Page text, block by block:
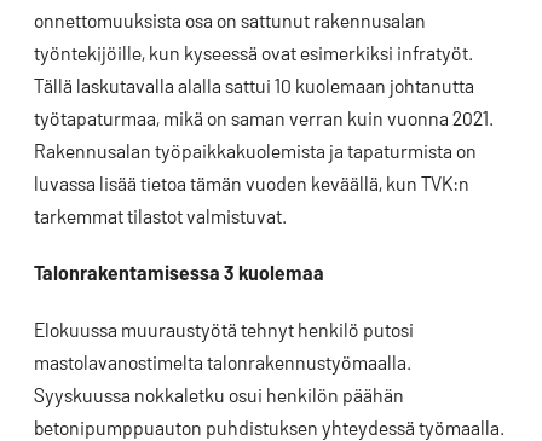
onnettomuuksista osa on sattunut rakennusalan
työntekijöille, kun kyseessä ovat esimerkiksi infratyöt.
Tällä laskutavalla alalla sattui 10 kuolemaan johtanutta
työtapaturmaa, mikä on saman verran kuin vuonna 2021.
Rakennusalan työpaikkakuolemista ja tapaturmista on
luvassa lisää tietoa tämän vuoden keväällä, kun TVK:n
tarkemmat tilastot valmistuvat.
Talonrakentamisessa 3 kuolemaa
Elokuussa muuraustyötä tehnyt henkilö putosi
mastolavanostimelta talonrakennustyömaalla.
Syyskuussa nokkaletku osui henkilön päähän
betonipumppuauton puhdistuksen yhteydessä työmaalla.